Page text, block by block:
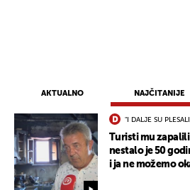
AKTUALNO NAJČITANIJE
"I DALJE SU
Turisti mu
nestalo je 50
i ja ne možemo